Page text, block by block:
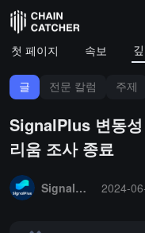
첫 페이지 속보 깊
글 전문 칼럼 주제
SignalPlus 변동
리움 조사 종료
SignalPlus
2024-